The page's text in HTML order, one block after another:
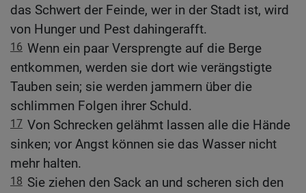
das Schwert der Feinde, wer in der Stadt ist, wird
von Hunger und Pest dahingerafft.
16 Wenn ein paar Versprengte auf die Berge
entkommen, werden sie dort wie verängstigte
Tauben sein; sie werden jammern über die
schlimmen Folgen ihrer Schuld.
17 Von Schrecken gelähmt lassen alle die Hände
sinken; vor Angst können sie das Wasser nicht
mehr halten.
18 Sie ziehen den Sack an und scheren sich den